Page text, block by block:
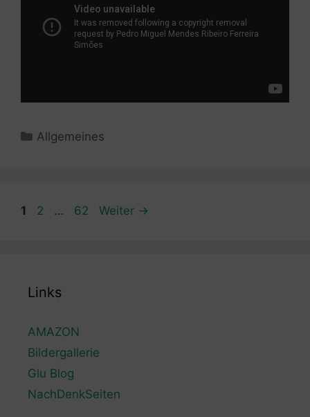
Kategorien
Allgemeines
Seite
1 Seite
2 … Seite
62 Weiter →
Links
AMAZON
Bildergallerie
Glu Blog
NachDenkSeiten